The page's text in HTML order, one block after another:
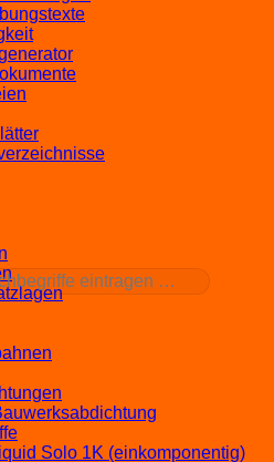
Solo 1K (einkomponentig)